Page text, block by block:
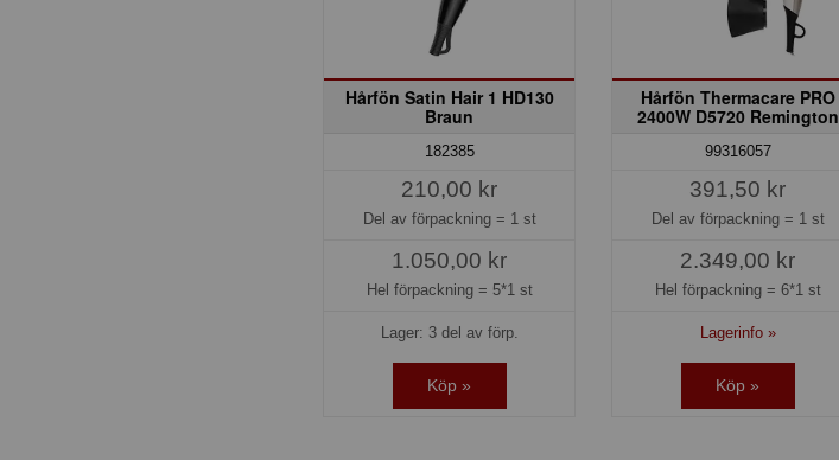
Hårfön Satin Hair 1 HD130
Braun
182385
210,00 kr
Del av förpackning = 1 st
1.050,00 kr
Hel förpackning = 5*1 st
Lager: 3 del av förp.
Köp »
Hårfön Thermacare PRO
2400W D5720 Remington
99316057
391,50 kr
Del av förpackning = 1 st
2.349,00 kr
Hel förpackning = 6*1 st
Lagerinfo »
Köp »